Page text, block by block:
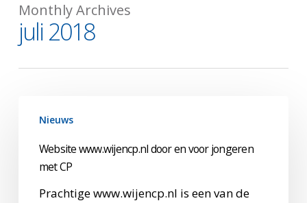
Monthly Archives
juli 2018
www.wijencp.nl
door
jongeren
Nieuws
Website www.wijencp.nl door en voor jongeren
met CP
Prachtige www.wijencp.nl is een van de